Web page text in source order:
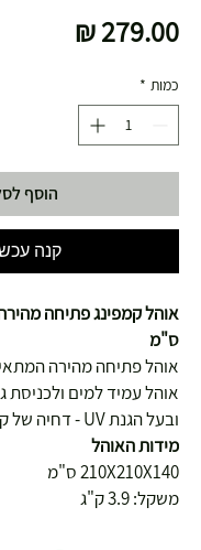
כמות *
הוסף
קנה
ס"מ
אוהל פתיחה מהירה המתאים ל3-4
אוהל עמיד למים ולכניסת
ובעל הגנת UV - דחיה של קרני השמש.
מידות האוהל
210X210X140 ס"מ
משקל: 3.9 ק"ג